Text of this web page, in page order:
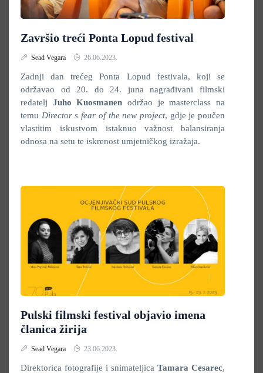
Završio treći Ponta Lopud festival
Sead Vegara 26.06.2023.
Zadnji dan trećeg Ponta Lopud festivala, koji se
održavao od 20. do 24. juna nagrađivani filmski
redatelj Juho Kuosmanen održao je masterclass na
temu Directors fear of the new project, gdje je poučen
vlastitim iskustvom istaknuo važnost balansiranja
odnosa na setu te iskrenost umjetničkog izražaja.
Pulski filmski festival objavio imena
članica žirija
Sead Vegara 23.06.2023.
Direktorica fotografije i snimateljica Tamara Cesarec,